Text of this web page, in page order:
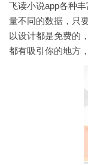
飞读小说app各种
量不同的数据，只
以设计都是免费的
都有吸引你的地方